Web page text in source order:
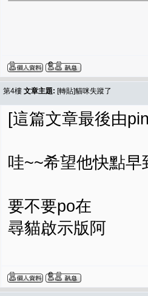
第4樓 文章主題: [轉貼]貓咪失蹤了
[這篇文章最後由
哇~~希望他快點早
要不要po在
尋貓啟示版阿